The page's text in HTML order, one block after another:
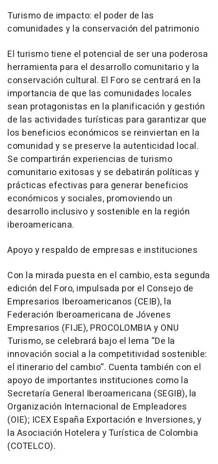
Turismo de impacto: el poder de las
comunidades y la conservación del patrimonio
El turismo tiene el potencial de ser una poderosa
herramienta para el desarrollo comunitario y la
conservación cultural. El Foro se centrará en la
importancia de que las comunidades locales
sean protagonistas en la planificación y gestión
de las actividades turísticas para garantizar que
los beneficios económicos se reinviertan en la
comunidad y se preserve la autenticidad local.
Se compartirán experiencias de turismo
comunitario exitosas y se debatirán políticas y
prácticas efectivas para generar beneficios
económicos y sociales, promoviendo un
desarrollo inclusivo y sostenible en la región
iberoamericana.
Apoyo y respaldo de empresas e instituciones
Con la mirada puesta en el cambio, esta segunda
edición del Foro, impulsada por el Consejo de
Empresarios Iberoamericanos (CEIB), la
Federación Iberoamericana de Jóvenes
Empresarios (FIJE), PROCOLOMBIA y ONU
Turismo, se celebrará bajo el lema “De la
innovación social a la competitividad sostenible:
el itinerario del cambio”. Cuenta también con el
apoyo de importantes instituciones como la
Secretaría General Iberoamericana (SEGIB), la
Organización Internacional de Empleadores
(OIE); ICEX España Exportación e Inversiones, y
la Asociación Hotelera y Turística de Colombia
(COTELCO).